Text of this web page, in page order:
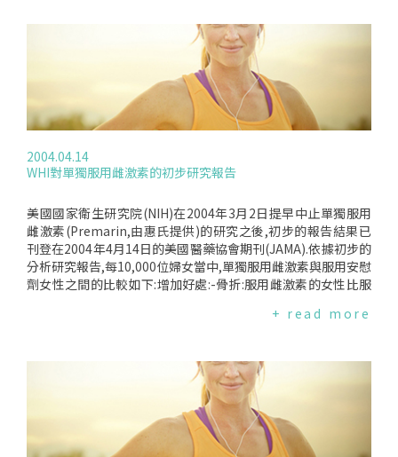
2004.04.14
WHI對單獨服用雌激素的初步研究報告
美國國家衛生研究院(NIH)在2004年3月2日提早中止單獨服用
雌激素(Premarin,由惠氏提供)的研究之後,初步的報告結果已
刊登在2004年4月14日的美國醫藥協會期刊(JAMA).依據初步的
分析研究報告,每10,000位婦女當中,單獨服用雌激素與服用安慰
劑女性之間的比較如下:增加好處:-骨折:服用雌激素的女性比服
風:服用雌激素的女性比服用安慰劑的女性多12件(雌激素44
+ read more